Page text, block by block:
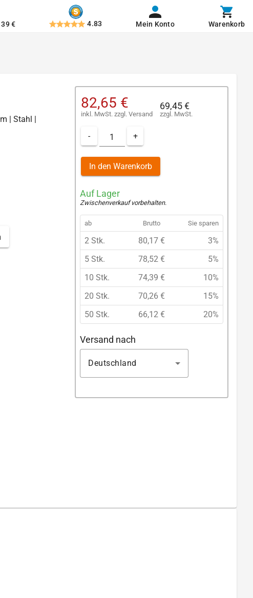
€ 4.83 Mein Konto Warenkorb
| Stahl |
82,65 €
inkl. MwSt. zzgl. Versand
69,45 €
zzgl. MwSt.
- +
In den Warenkorb
Auf Lager
Zwischenverkauf vorbehalten.
ab Brutto Sie sparen
2 Stk. 80,17 €
3%
5 Stk.
78,52 €
5%
10 Stk.
74,39 €
10%
20 Stk.
70,26 €
15%
50 Stk.
66,12 € 20%
Versand nach
Deutschland